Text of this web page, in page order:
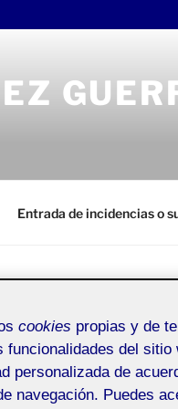
Entrada de incidencias o
GUERRA
cookies propias y de
funcionalidades del
personalizada de
navegación. Puedes